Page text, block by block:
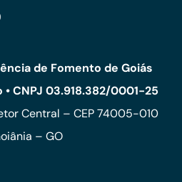
de Fomento de Goiás
CNPJ 03.918.382/0001-25
Central – CEP 74005-010
– GO